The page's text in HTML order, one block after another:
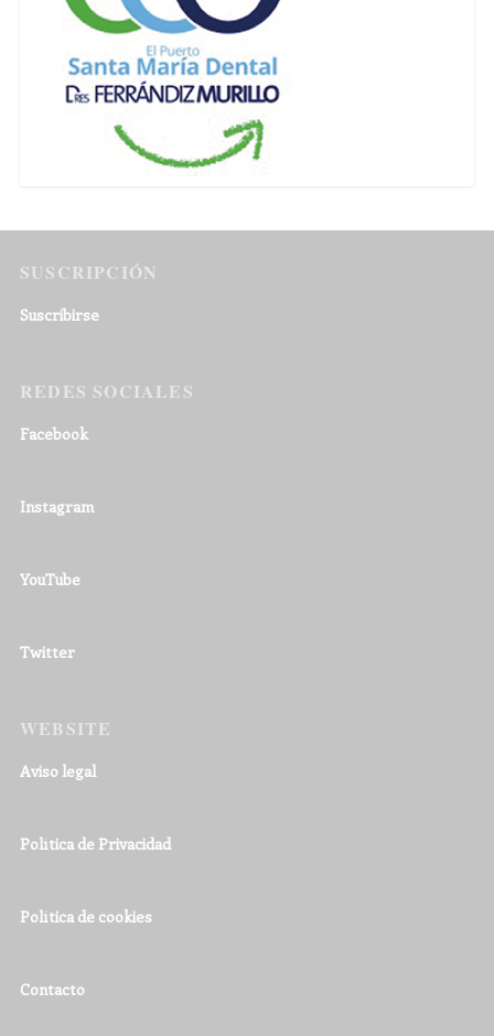
SUSCRIPCIÓN
Suscribirse
REDES SOCIALES
Facebook
Instagram
YouTube
Twitter
WEBSITE
Aviso legal
Política de Privacidad
Política de cookies
Contacto